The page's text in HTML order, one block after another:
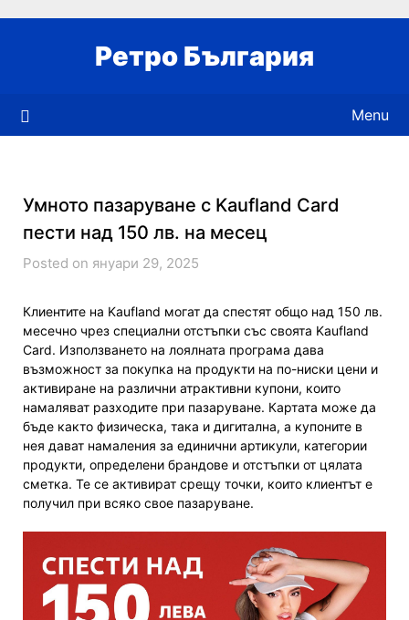
Ретро България
Menu
Умното пазаруване с Kaufland Card
пести над 150 лв. на месец
Posted on януари 29, 2025
Клиентите на Kaufland могат да спестят общо над 150 лв.
месечно чрез специални отстъпки със своята Kaufland
Card. Използването на лоялната програма дава
възможност за покупка на продукти на по-ниски цени и
активиране на различни атрактивни купони, които
намаляват разходите при пазаруване. Картата може да
бъде както физическа, така и дигитална, а купоните в
нея дават намаления за единични артикули, категории
продукти, определени брандове и отстъпки от цялата
сметка. Те се активират срещу точки, които клиентът е
получил при всяко свое пазаруване.